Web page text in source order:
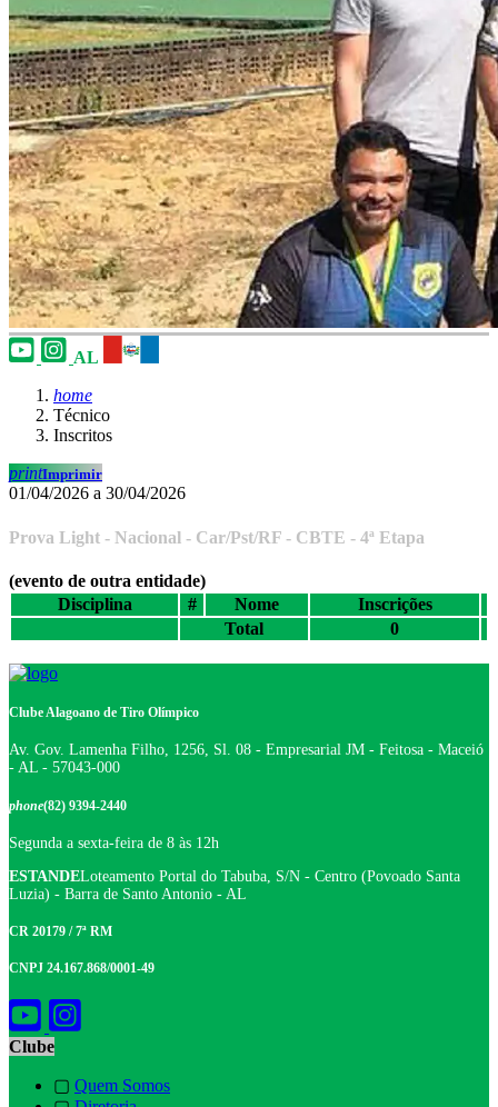
AL
home
Técnico
Inscritos
printImprimir
01/04/2026 a 30/04/2026
Prova Light - Nacional - Car/Pst/RF - CBTE - 4ª Etapa
(evento de outra entidade)
Disciplina
# Nome
Inscrições
Total
0
Clube Alagoano de Tiro Olímpico
Av. Gov. Lamenha Filho, 1256, Sl. 08 - Empresarial JM - Feitosa - Maceió
- AL - 57043-000
phone(82) 9394-2440
Segunda a sexta-feira de 8 às 12h
ESTANDELoteamento Portal do Tabuba, S/N - Centro (Povoado Santa
Luzia) - Barra de Santo Antonio - AL
CR 20179 / 7ª RM
CNPJ 24.167.868/0001-49
Clube
▢ Quem Somos